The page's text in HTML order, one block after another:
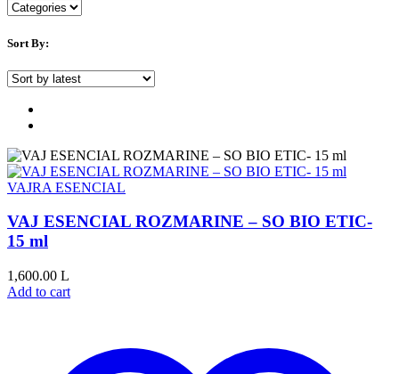
Sort By:
VAJRA ESENCIAL
VAJ ESENCIAL ROZMARINE – SO BIO ETIC-
15 ml
1,600.00 L
Add to cart